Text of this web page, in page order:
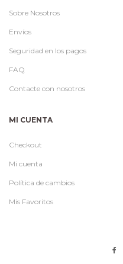
Sobre Nosotros
Envíos
Seguridad en los pagos
FAQ
Contacte con nosotros
MI CUENTA
Checkout
Mi cuenta
Política de cambios
Mis Favoritos